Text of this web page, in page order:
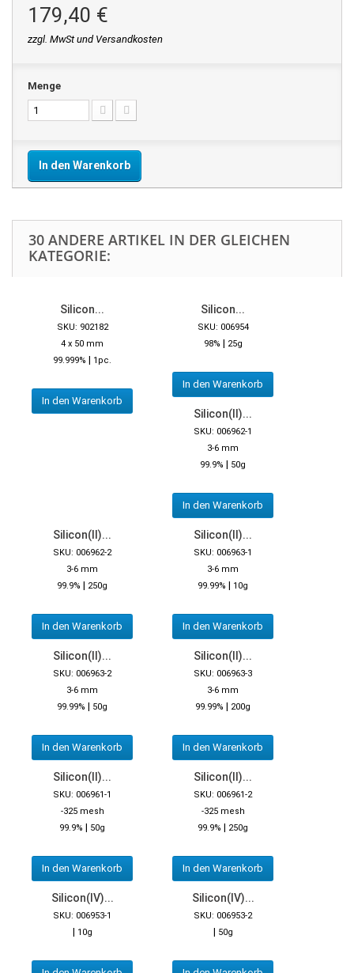
179,40 €
zzgl. MwSt und Versandkosten
Menge
In den Warenkorb
30 ANDERE ARTIKEL IN DER GLEICHEN
KATEGORIE:
Silicon...
SKU: 902182
4 x 50 mm
99.999% | 1pc.
In den Warenkorb
Silicon...
SKU: 006954
98% | 25g
In den Warenkorb
Silicon(II)...
SKU: 006962-1
3-6 mm
99.9% | 50g
In den Warenkorb
Silicon(II)...
SKU: 006962-2
3-6 mm
99.9% | 250g
In den Warenkorb
Silicon(II)...
SKU: 006963-1
3-6 mm
99.99% | 10g
In den Warenkorb
Silicon(II)...
SKU: 006963-2
3-6 mm
99.99% | 50g
In den Warenkorb
Silicon(II)...
SKU: 006963-3
3-6 mm
99.99% | 200g
In den Warenkorb
Silicon(II)...
SKU: 006961-1
-325 mesh
99.9% | 50g
In den Warenkorb
Silicon(II)...
SKU: 006961-2
-325 mesh
99.9% | 250g
In den Warenkorb
Silicon(IV)...
SKU: 006953-1
| 10g
Silicon(IV)...
SKU: 006953-2
| 50g